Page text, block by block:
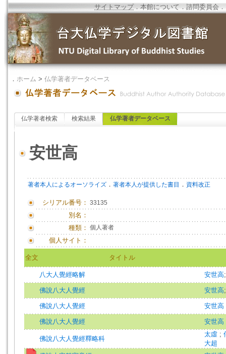
サイトマップ．本館について ．諮問委員会 ．
． ホーム > 仏学著者データベース
仏学著者検索 検索結果 仏学著者データベース
安世高
著者本人によるオーソライズ ． 著者本人が提供した書目 ． 資料改正
シリアル番号： 33135
別名：
種類： 個人著者
個人サイト：
全文 タイトル
八大人覺經略解 安世高
佛說八大人覺經 安世高
佛說八大人覺經 安世高
佛說八大人覺經 安世高
佛說八大人覺經釋略科
太虛 ;
大超